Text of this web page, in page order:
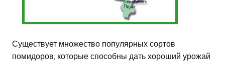
Существует множество популярных сортов
помидоров, которые способны дать хороший урожай